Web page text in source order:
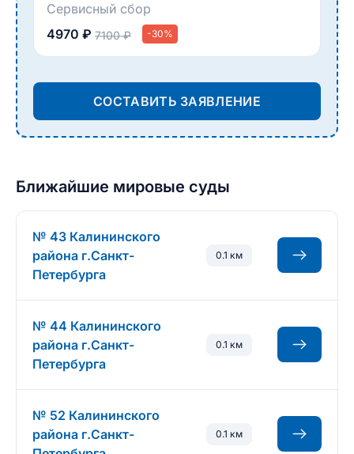
Сервисный сбор
4970 ₽ 7100 ₽ -30%
СОСТАВИТЬ ЗАЯВЛЕНИЕ
Ближайшие мировые суды
№ 43 Калининского
района г.Санкт-
Петербурга
0.1 км
№ 44 Калининского
района г.Санкт-
Петербурга
0.1 км
№ 52 Калининского
района г.Санкт-
0.1 км